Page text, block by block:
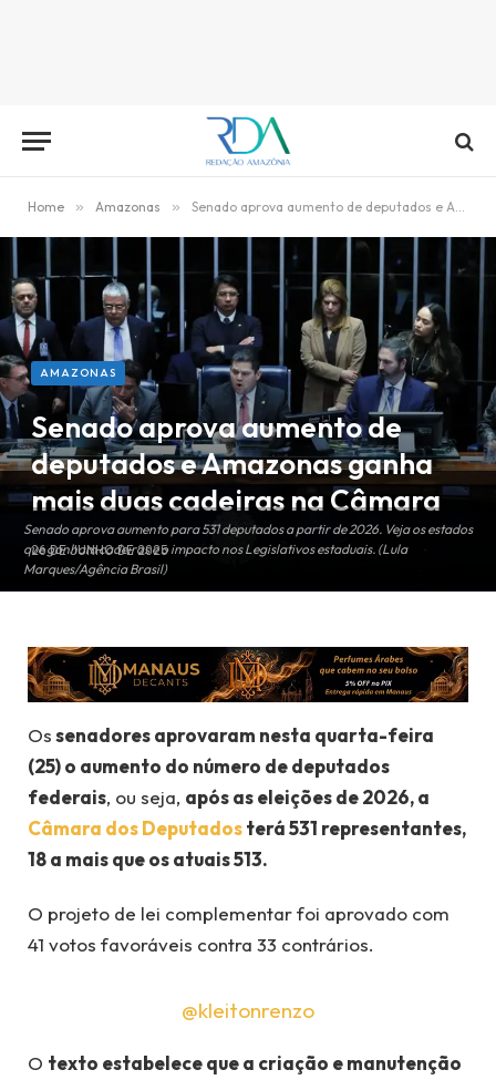
Home » Amazonas » Senado aprova aumento de deputados e Amazonas ganha mais duas cadeiras na Câmara
Senado aprova aumento para 531 deputados a partir de 2026. Veja os estados
que ganham cadeiras e o impacto nos Legislativos estaduais. (Lula
Marques/Agência Brasil)
AMAZONAS
Senado aprova aumento de
deputados e Amazonas ganha
mais duas cadeiras na Câmara
26 DE JUNHO DE 2025
Ossenadores aprovaram nesta quarta-feira
(25) o aumento do número de deputados
federais, ou seja, após as eleições de 2026, a
Câmara dos Deputadosterá 531 representantes,
18 a mais que os atuais 513.
O projeto de lei complementar foi aprovado com
41 votos favoráveis contra 33 contrários.
@kleitonrenzo
O texto estabelece que a criação e manutenção